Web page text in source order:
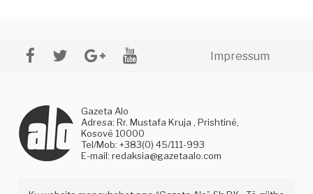
Impressum
Gazeta Alo
Adresa: Rr. Mustafa Kruja , Prishtinë,
Kosovë 10000
Tel/Mob: +383(0) 45/111-993
E-mail:redaksia@gazetaalo.com